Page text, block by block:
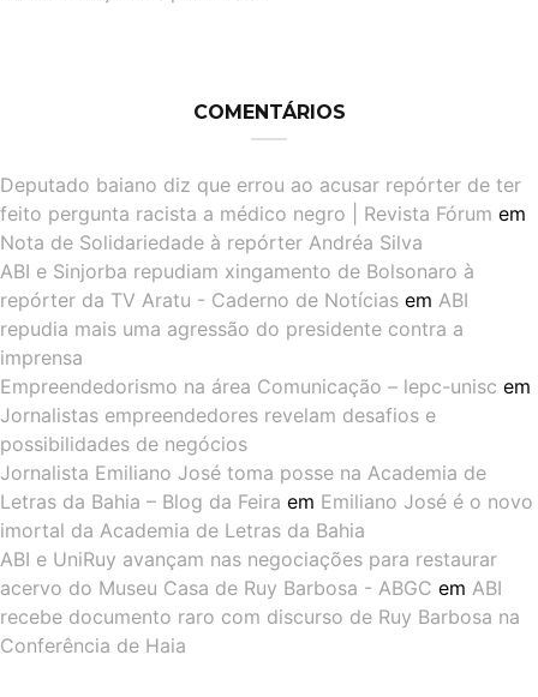
COMENTÁRIOS
Deputado baiano diz que errou ao acusar repórter de ter
feito pergunta racista a médico negro | Revista Fórum em
Nota de Solidariedade à repórter Andréa Silva
ABI e Sinjorba repudiam xingamento de Bolsonaro à
repórter da TV Aratu - Caderno de Notícias em ABI
repudia mais uma agressão do presidente contra a
imprensa
Empreendedorismo na área Comunicação – lepc-unisc em
Jornalistas empreendedores revelam desafios e
possibilidades de negócios
Jornalista Emiliano José toma posse na Academia de
Letras da Bahia – Blog da Feira em Emiliano José é o novo
imortal da Academia de Letras da Bahia
ABI e UniRuy avançam nas negociações para restaurar
acervo do Museu Casa de Ruy Barbosa - ABGC em ABI
recebe documento raro com discurso de Ruy Barbosa na
Conferência de Haia